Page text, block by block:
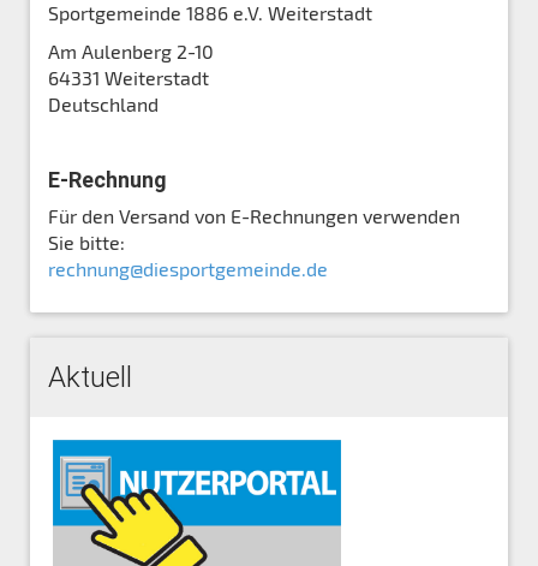
Sportgemeinde 1886 e.V. Weiterstadt
Am Aulenberg 2-10
64331 Weiterstadt
Deutschland
E-Rechnung
Für den Versand von E-Rechnungen verwenden
Sie bitte:
rechnung@diesportgemeinde.de
Aktuell